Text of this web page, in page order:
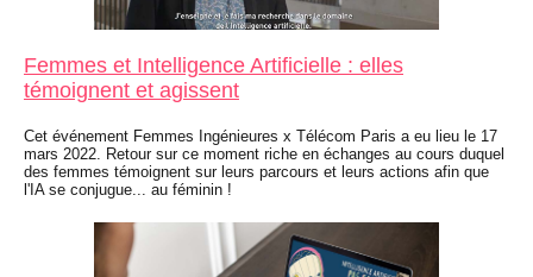
Femmes et Intelligence Artificielle : elles
témoignent et agissent
Cet événement Femmes Ingénieures x Télécom Paris a eu lieu le 17
mars 2022. Retour sur ce moment riche en échanges au cours duquel
des femmes témoignent sur leurs parcours et leurs actions afin que
l'IA se conjugue... au féminin !